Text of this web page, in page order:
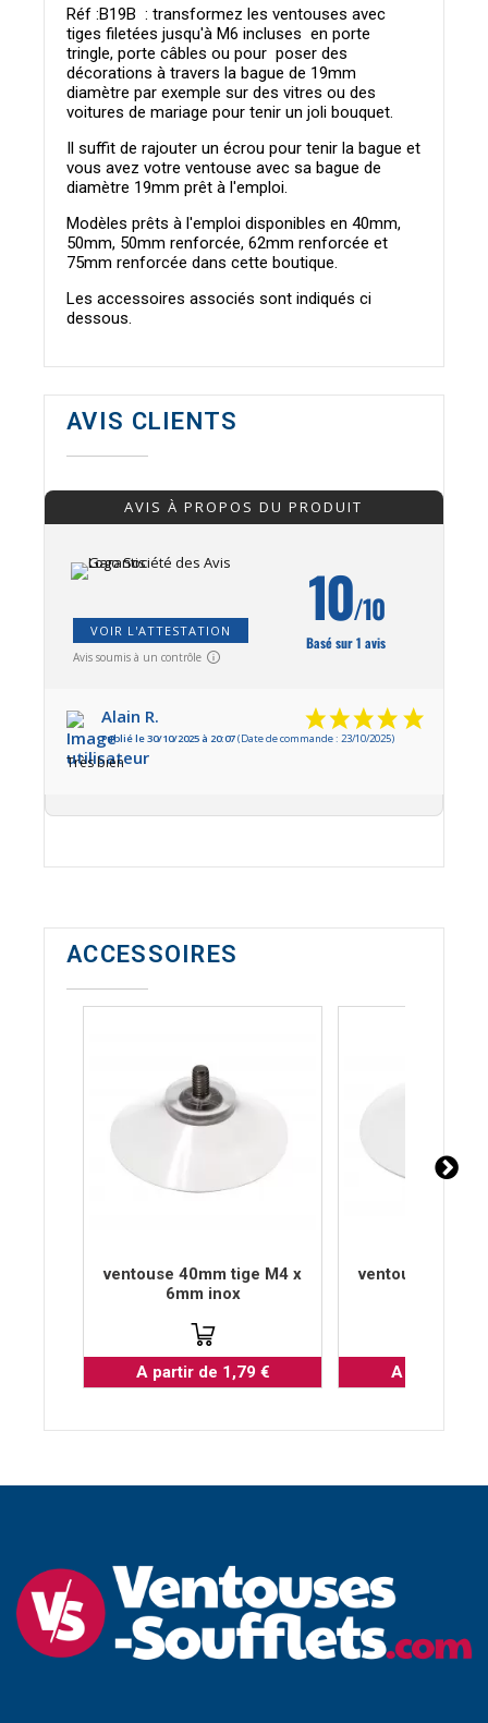
Réf :B19B : transformez les ventouses avec
tiges filetées jusqu'à M6 incluses en porte
tringle, porte câbles ou pour poser des
décorations à travers la bague de 19mm
diamètre par exemple sur des vitres ou des
voitures de mariage pour tenir un joli bouquet.
Il suffit de rajouter un écrou pour tenir la bague et
vous avez votre ventouse avec sa bague de
diamètre 19mm prêt à l'emploi.
Modèles prêts à l'emploi disponibles en 40mm,
50mm, 50mm renforcée, 62mm renforcée et
75mm renforcée dans cette boutique.
Les accessoires associés sont indiqués ci
dessous.
AVIS CLIENTS
AVIS À PROPOS DU PRODUIT
VOIR L'ATTESTATION
Avis soumis à un contrôle
10/10
Basé sur 1 avis
Alain R.
Publié le 30/10/2025 à 20:07(Date de commande : 23/10/2025)
Très bien
ACCESSOIRES
ventouse 40mm tige M4 x
6mm inox
A partir de 1,79 €
ventouse 50mm
A partir de